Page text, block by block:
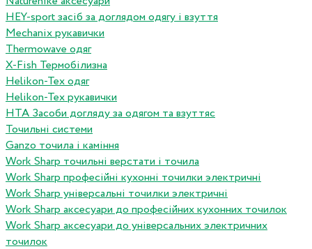
HEY-sport засіб за доглядом одягу і взуття
Mechanix рукавички
Thermowave одяг
X-Fish Термобілизна
Helikon-Tex одяг
Helikon-Tex рукавички
HTA Засоби догляду за одягом та взуттяс
Точильні системи
Ganzo точила і каміння
Work Sharp точильні верстати і точила
Work Sharp професiйнi кухоннi точилки электричнi
Work Sharp унiверсальнi точилки электричнi
Work Sharp аксесуари до професiйних кухонних точилок
Work Sharp аксесуари до унiверсальних электричних
точилок